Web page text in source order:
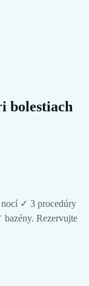
bolestiach
✓ 3 procedúry
Rezervujte